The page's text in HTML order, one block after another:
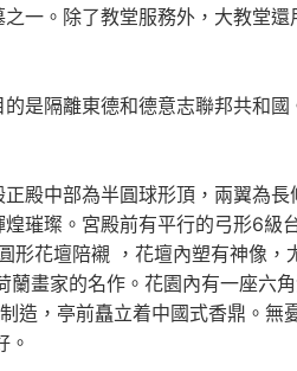
一。除了教堂服務外，大教堂
是隔離東德和德意志聯邦共和
殿中部為半圓球形頂，兩翼為
璀璨。宮殿前有平行的弓形6級
形花壇陪襯 ，花壇內塑有神像
畫家的名作。花園內有一座六
造，亭前矗立着中國式香鼎。無
。